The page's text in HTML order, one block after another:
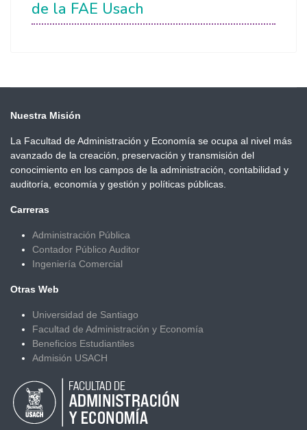
de la FAE Usach
Nuestra Misión
La Facultad de Administración y Economía se ocupa al nivel más
avanzado de la creación, preservación y transmisión del
conocimiento en los campos de la administración, contabilidad y
auditoría, economía y gestión y políticas públicas.
Carreras
Administración Pública
Contador Público Auditor
Ingeniería Comercial
Otras Web
Universidad de Santiago
Facultad de Administración y Economía
Beneficios Estudiantiles
Admisión USACH